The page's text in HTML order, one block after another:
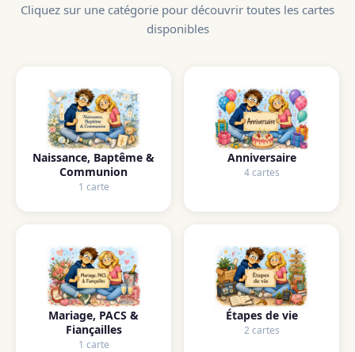
Cliquez sur une catégorie pour découvrir toutes les cartes
disponibles
Naissance, Baptême &
Communion
1 carte
Anniversaire
4 cartes
Mariage, PACS &
Fiançailles
1 carte
Étapes de vie
2 cartes